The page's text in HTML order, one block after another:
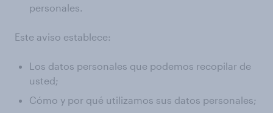
personales.
Este aviso establece:
Los datos personales que podemos recopilar de
usted;
Cómo y por qué utilizamos sus datos personales;